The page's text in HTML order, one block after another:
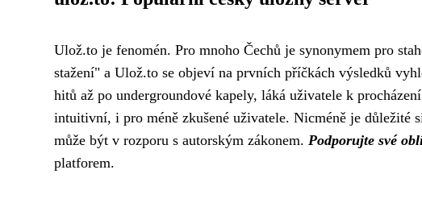
Ulož.to je fenomén. Pro mnoho Čechů je synonymem pro
stažení" a Ulož.to se objeví na prvních příčkách výsledků
hitů až po undergroundové kapely, láká uživatele k
intuitivní, i pro méně zkušené uživatele. Nicméně je důležité
může být v rozporu s autorským zákonem. Podporujte své
platforem.